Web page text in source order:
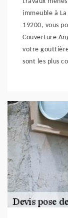
immeuble à
19200, vous
Couverture
votre gouttière
sont les plus